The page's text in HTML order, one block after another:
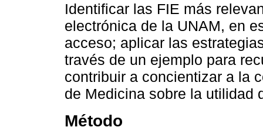
Identificar las FIE más
electrónica de la UNAM, en
acceso; aplicar las
través de un ejemplo para
contribuir a concientizar a la
de Medicina sobre la utilidad
Método